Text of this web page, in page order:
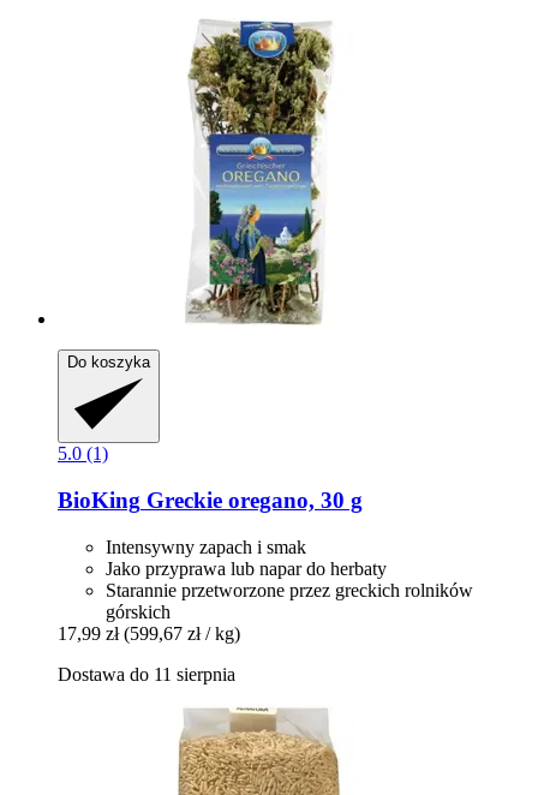
Do koszyka
5.0 (1)
BioKing Greckie oregano, 30 g
Intensywny zapach i smak
Jako przyprawa lub napar do herbaty
Starannie przetworzone przez greckich rolników
górskich
17,99 zł (599,67 zł / kg)
Dostawa do 11 sierpnia